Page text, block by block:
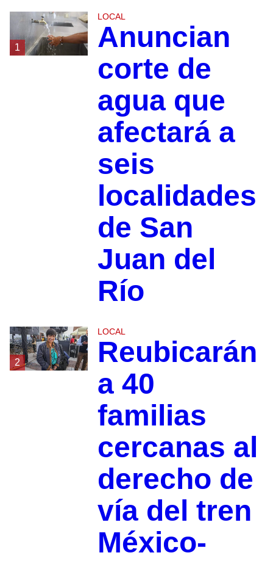
1
LOCAL
Anuncian
corte de
agua que
afectará a
seis
localidades
de San
Juan del
Río
2
LOCAL
Reubicarán
a 40
familias
cercanas al
derecho de
vía del tren
México-